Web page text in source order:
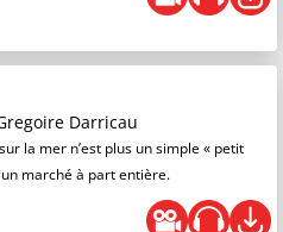
Darricau
la mer n’est plus un simple « petit
marché à part entière.